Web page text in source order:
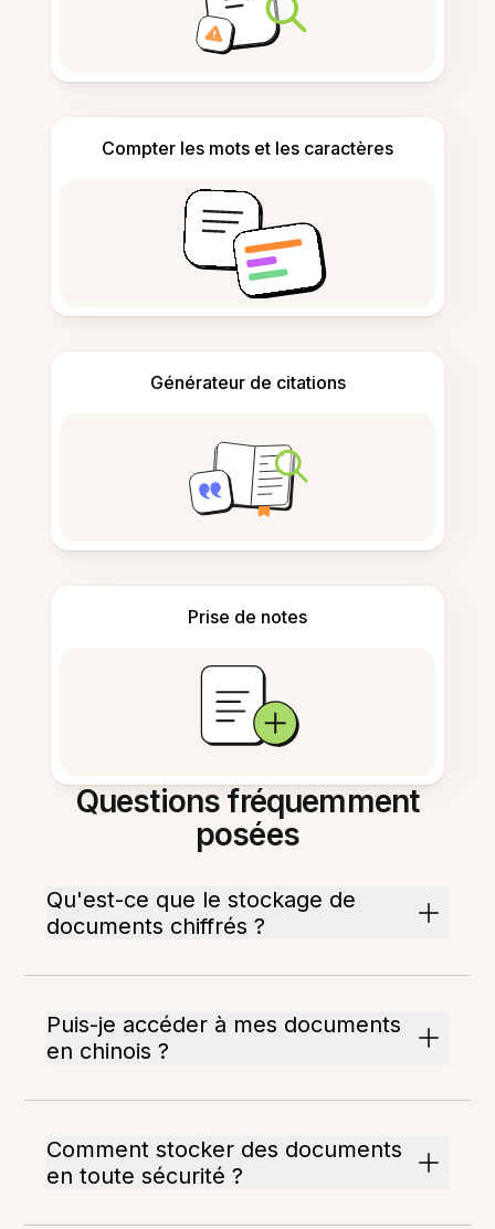
Compter les mots et les caractères
Générateur de citations
Prise de notes
Questions fréquemment
posées
Qu'est-ce que le stockage de
documents chiffrés ?
Puis-je accéder à mes documents
en chinois ?
Comment stocker des documents
en toute sécurité ?